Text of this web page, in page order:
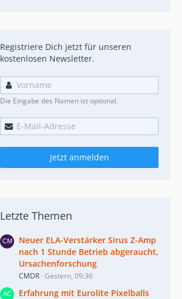
Registriere Dich jetzt für unseren
kostenlosen Newsletter.
Die Eingabe des Namen ist optional.
Jetzt anmelden
Letzte Themen
Neuer ELA-Verstärker Sirus Z-Amp
nach 1 Stunde Betrieb abgeraucht,
Ursachenforschung
CMDR Gestern, 09:36
Erfahrung mit Eurolite Pixelballs